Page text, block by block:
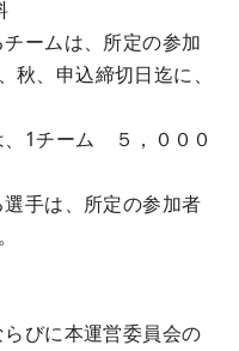
ームは、所定の参加
秋、申込締切日迄に、
1チーム ５，０００
手は、所定の参加者
びに本運営委員会の